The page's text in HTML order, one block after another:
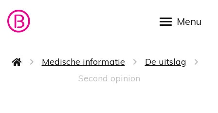
Overslaan en naar de inhoud gaan
KruimelpadMedische informatie
De uitslag
Second opinion